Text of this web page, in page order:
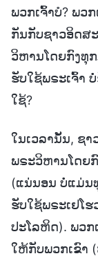
ພວກເຈົ້າບໍ? ພວ
ກັນກັບຊາວອິດສ
ວິຫານໂດຍກົງທຸ
ຮັບໃຊ້ພຣະເຈົ້າ
ໃຊ້?
ໃນເວລານັ້ນ, ຊາ
ພຣະວິຫານໂດຍ
(ແນ່ນອນ ບໍ່ແມ່ນ
ຮັບໃຊ້ພຣະເຢໂ
ປະໂລຫິດ). ພວກ
ໃຫ້ກັບພວກເຂົາ